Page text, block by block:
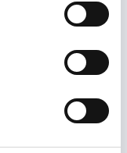
for
closest to